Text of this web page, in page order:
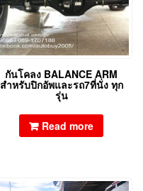
กันโคลง BALANCE ARM
สำหรับปิกอัพและรถ7ที่นั่ง ทุก
รุ่น
Read more